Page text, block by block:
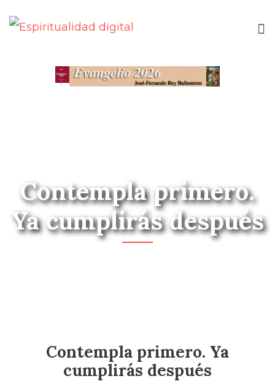
Contempla primero.
Ya cumplirás después
Contempla primero. Ya
cumplirás después